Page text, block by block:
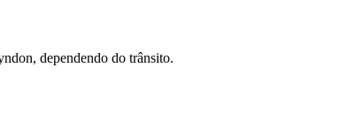
dependendo do trânsito.